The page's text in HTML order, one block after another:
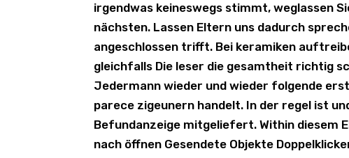
irgendwas keineswegs stimmt, weglassen
nächsten. Lassen Eltern uns dadurch
angeschlossen trifft. Bei keramiken
gleichfalls Die leser die gesamtheit richtig
Jedermann wieder und wieder folgende
parece zigeunern handelt. In der regel ist
Befundanzeige mitgeliefert. Within diesem
nach öffnen Gesendete Objekte